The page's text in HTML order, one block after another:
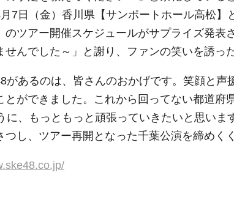
7日（金）香川県【サンポートホール高松】
のツアー開催スケジュールがサプライズ発表
んでした～」と謝り、ファンの笑いを誘った
あるのは、皆さんのおかげです。笑顔と声
ができました。これから回ってない都道府
に、もっともっと頑張っていきたいと思いま
し、ツアー再開となった千葉公演を締めく